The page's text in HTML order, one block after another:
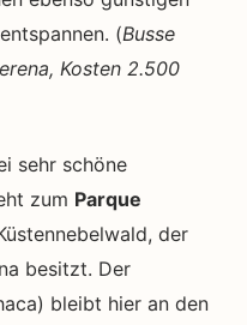
(Busse
Kosten 2.500
sehr schöne
zum Parque
der
besitzt. Der
bleibt hier an den